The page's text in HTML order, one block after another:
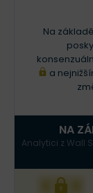
Na
a
NA
Analytici z Wall
XXX